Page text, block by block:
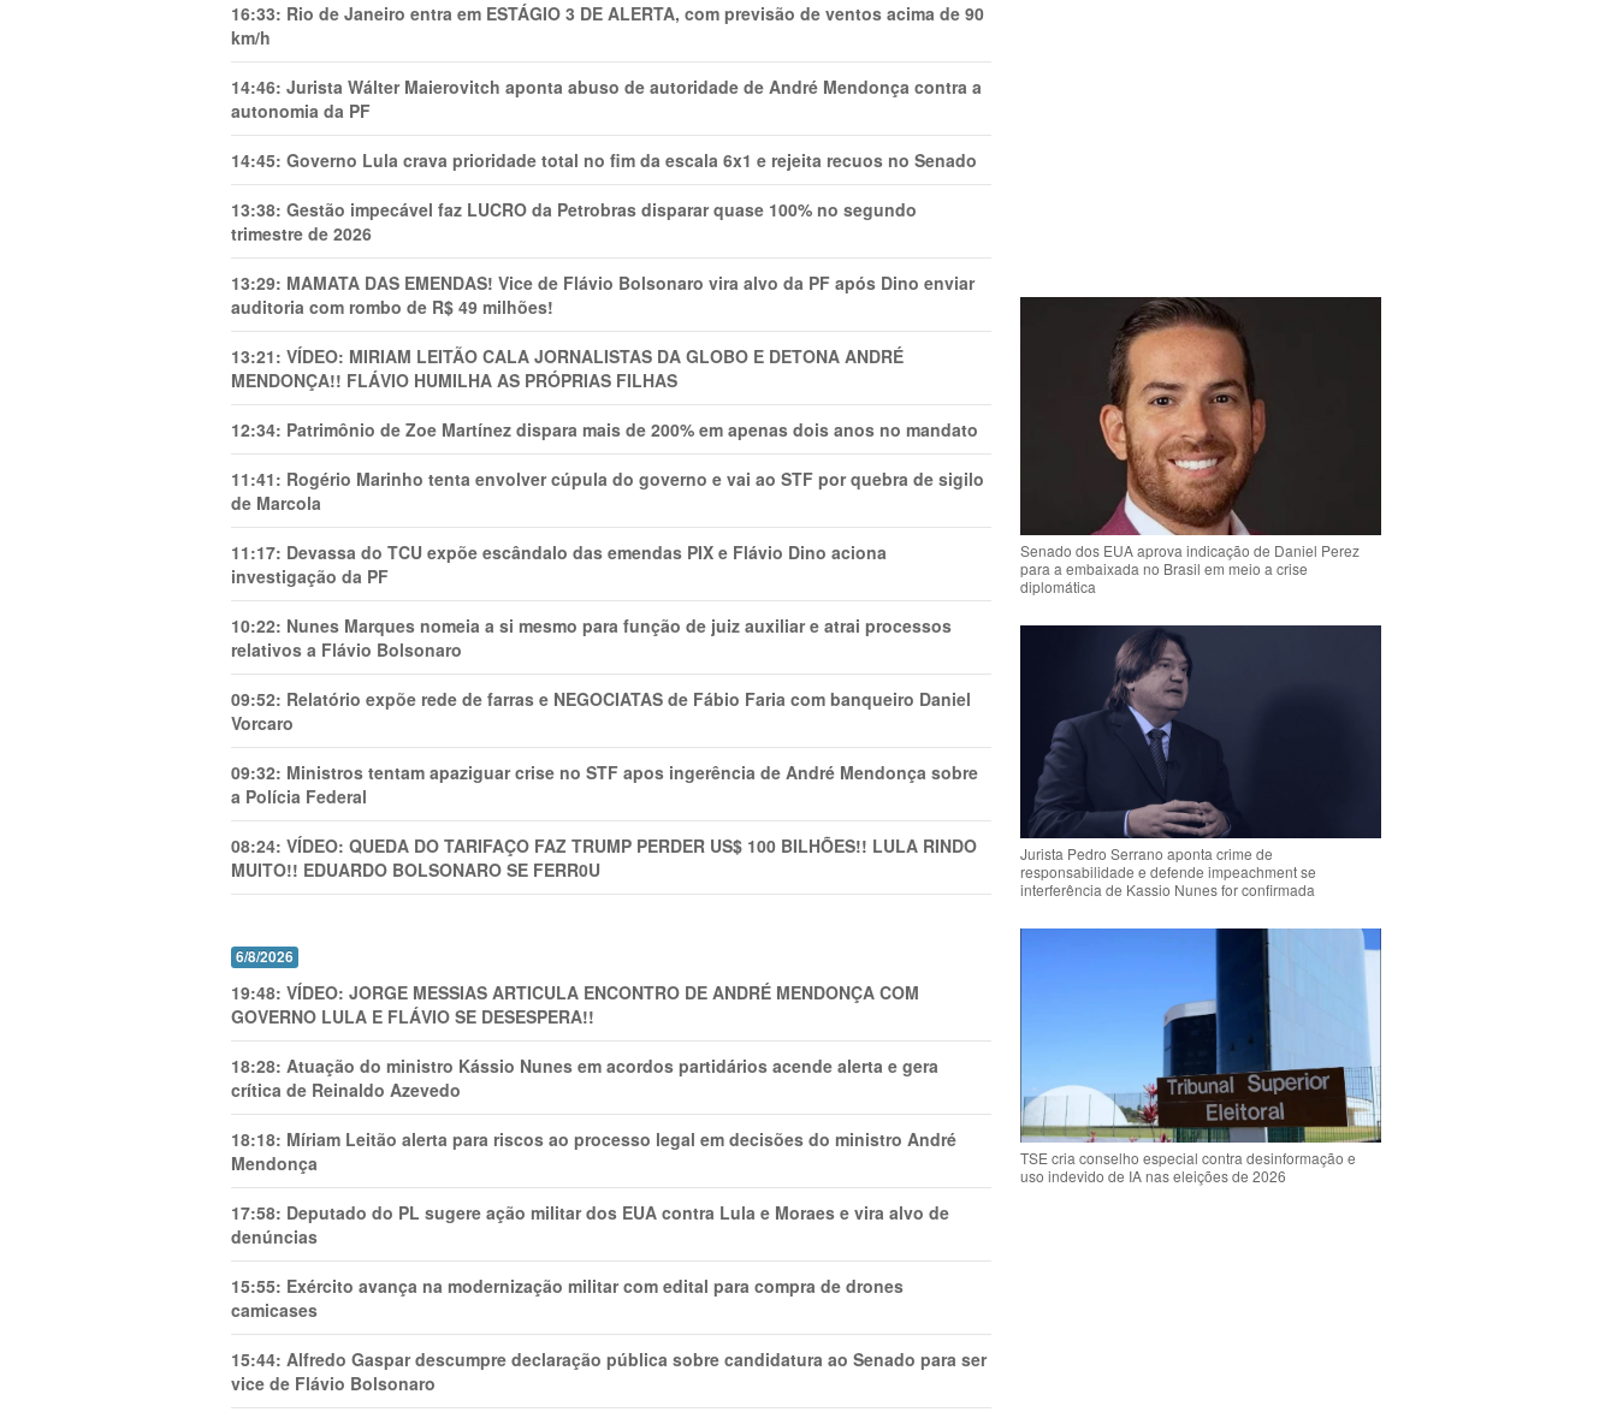
16:33: Rio de Janeiro entra em ESTÁGIO 3 DE ALERTA, com previsão de ventos acima de 90
km/h
14:46: Jurista Wálter Maierovitch aponta abuso de autoridade de André Mendonça contra a
autonomia da PF
14:45: Governo Lula crava prioridade total no fim da escala 6x1 e rejeita recuos no Senado
13:38: Gestão impecável faz LUCRO da Petrobras disparar quase 100% no segundo
trimestre de 2026
13:29: MAMATA DAS EMENDAS! Vice de Flávio Bolsonaro vira alvo da PF após Dino enviar
auditoria com rombo de R$ 49 milhões!
13:21: VÍDEO: MIRIAM LEITÃO CALA JORNALISTAS DA GLOBO E DETONA ANDRÉ
MENDONÇA!! FLÁVIO HUMILHA AS PRÓPRIAS FILHAS
12:34: Patrimônio de Zoe Martínez dispara mais de 200% em apenas dois anos no mandato
11:41: Rogério Marinho tenta envolver cúpula do governo e vai ao STF por quebra de sigilo
de Marcola
11:17: Devassa do TCU expõe escândalo das emendas PIX e Flávio Dino aciona
investigação da PF
10:22: Nunes Marques nomeia a si mesmo para função de juiz auxiliar e atrai processos
relativos a Flávio Bolsonaro
09:52: Relatório expõe rede de farras e NEGOCIATAS de Fábio Faria com banqueiro Daniel
Vorcaro
09:32: Ministros tentam apaziguar crise no STF apos ingerência de André Mendonça sobre
a Polícia Federal
08:24: VÍDEO: QUEDA DO TARIFAÇO FAZ TRUMP PERDER US$ 100 BILHÕES!! LULA RINDO
MUITO!! EDUARDO BOLSONARO SE FERR0U
6/8/2026
19:48: VÍDEO: JORGE MESSIAS ARTICULA ENCONTRO DE ANDRÉ MENDONÇA COM
GOVERNO LULA E FLÁVIO SE DESESPERA!!
18:28: Atuação do ministro Kássio Nunes em acordos partidários acende alerta e gera
crítica de Reinaldo Azevedo
18:18: Míriam Leitão alerta para riscos ao processo legal em decisões do ministro André
Mendonça
17:58: Deputado do PL sugere ação militar dos EUA contra Lula e Moraes e vira alvo de
denúncias
15:55: Exército avança na modernização militar com edital para compra de drones
camicases
15:44: Alfredo Gaspar descumpre declaração pública sobre candidatura ao Senado para ser
vice de Flávio Bolsonaro
Senado dos EUA aprova indicação de Daniel Perez
para a embaixada no Brasil em meio a crise
diplomática
Jurista Pedro Serrano aponta crime de
responsabilidade e defende impeachment se
interferência de Kassio Nunes for confirmada
TSE cria conselho especial contra desinformação e
uso indevido de IA nas eleições de 2026